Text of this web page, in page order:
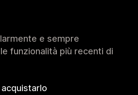
e sempre
funzionalità più recenti di